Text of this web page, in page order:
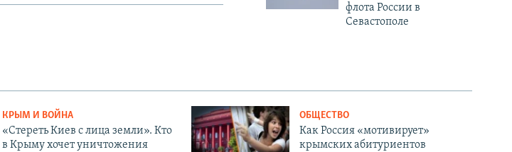
флота России в
Севастополе
КРЫМ И ВОЙНА
«Стереть Киев с лица земли». Кто
в Крыму хочет уничтожения
ОБЩЕСТВО
Как Россия «мотивирует»
крымских абитуриентов